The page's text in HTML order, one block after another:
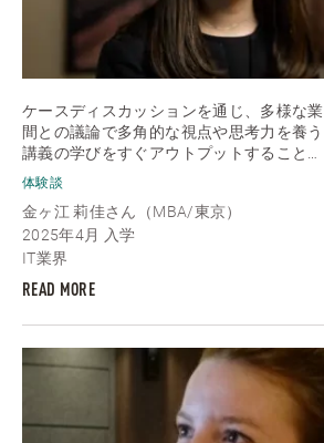
ケースディスカッションを通じ、多様な
間との議論で多角的な視点や思考力を養
講義の学びをすぐアウトプットすること…
体験談
金ヶ江 莉佳さん（MBA/東京）
2025年4月 入学
IT業界
READ MORE